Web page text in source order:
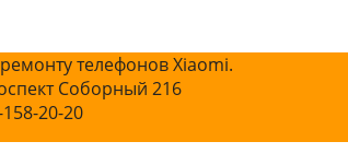
телефонов Xiaomi.
Соборный 216
20-20